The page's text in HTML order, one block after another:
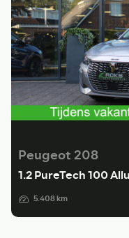
Peugeot 208
1.2 PureTech 100
5.408 km